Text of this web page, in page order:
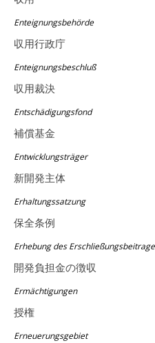
Enteignungsbehörde
収用行政庁
Enteignungsbeschluß
収用裁決
Entschädigungsfond
補償基金
Entwicklungsträger
新開発主体
Erhaltungssatzung
保全条例
Erhebung des
開発負担金の徴収
Ermächtigungen
授権
Erneuerungsgebiet